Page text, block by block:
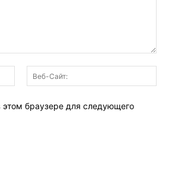
Электронная
почта:*
Сайт:
этом браузере для следующего